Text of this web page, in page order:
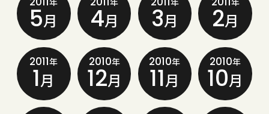
5月 4月 3月 2月
2011年
1月
2010年
12月
2010年
11月
2010年
10月